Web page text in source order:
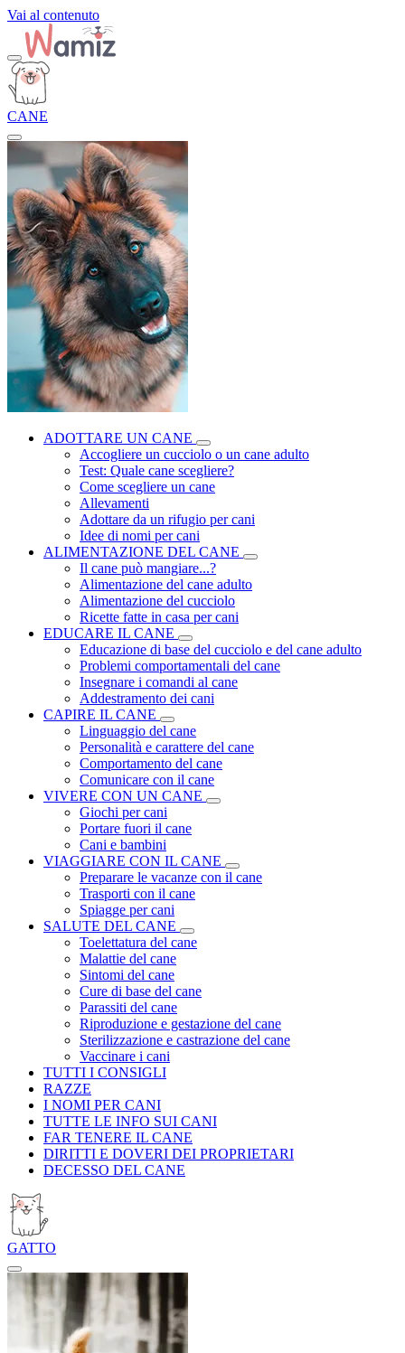
Vai al contenuto
CANE
ADOTTARE UN CANE
Accogliere un cucciolo o un cane adulto
Test: Quale cane scegliere?
Come scegliere un cane
Allevamenti
Adottare da un rifugio per cani
Idee di nomi per cani
ALIMENTAZIONE DEL CANE
Il cane può mangiare...?
Alimentazione del cane adulto
Alimentazione del cucciolo
Ricette fatte in casa per cani
EDUCARE IL CANE
Educazione di base del cucciolo e del cane adulto
Problemi comportamentali del cane
Insegnare i comandi al cane
Addestramento dei cani
CAPIRE IL CANE
Linguaggio del cane
Personalità e carattere del cane
Comportamento del cane
Comunicare con il cane
VIVERE CON UN CANE
Giochi per cani
Portare fuori il cane
Cani e bambini
VIAGGIARE CON IL CANE
Preparare le vacanze con il cane
Trasporti con il cane
Spiagge per cani
SALUTE DEL CANE
Toelettatura del cane
Malattie del cane
Sintomi del cane
Cure di base del cane
Parassiti del cane
Riproduzione e gestazione del cane
Sterilizzazione e castrazione del cane
Vaccinare i cani
TUTTI I CONSIGLI
RAZZE
I NOMI PER CANI
TUTTE LE INFO SUI CANI
FAR TENERE IL CANE
DIRITTI E DOVERI DEI PROPRIETARI
DECESSO DEL CANE
GATTO